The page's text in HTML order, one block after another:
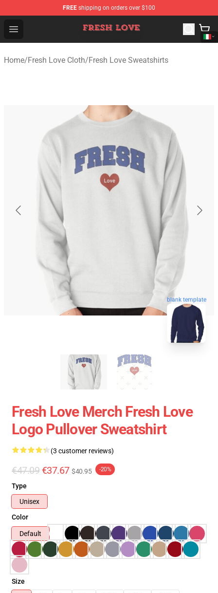
FREE shipping on orders over $100
Open menu
Fresh Love Store - Official Fresh Love Merchandise Shop
Home/Fresh Love Cloth/Fresh Love Sweatshirts
blank template
Fresh Love Merch Fresh Love
Logo Pullover Sweatshirt
(3 customer reviews)
€47.09 €37.67 $40.95 -20%
Type
Unisex
Color
Default
Size